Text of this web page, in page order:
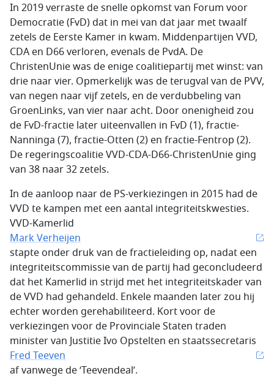
In 2019 verraste de snelle opkomst van Forum voor
Democratie (FvD) dat in mei van dat jaar met twaalf
zetels de Eerste Kamer in kwam. Middenpartijen VVD,
CDA en D66 verloren, evenals de PvdA. De
ChristenUnie was de enige coalitiepartij met winst: van
drie naar vier. Opmerkelijk was de terugval van de PVV,
van negen naar vijf zetels, en de verdubbeling van
GroenLinks, van vier naar acht. Door onenigheid zou
de FvD-fractie later uiteenvallen in FvD (1), fractie-
Nanninga (7), fractie-Otten (2) en fractie-Fentrop (2).
De regeringscoalitie VVD-CDA-D66-ChristenUnie ging
van 38 naar 32 zetels.
In de aanloop naar de PS-verkiezingen in 2015 had de
VVD te kampen met een aantal integriteitskwesties.
VVD-Kamerlid
Mark Verheijen
stapte onder druk van de fractieleiding op, nadat een
integriteitscommissie van de partij had geconcludeerd
dat het Kamerlid in strijd met het integriteitskader van
de VVD had gehandeld. Enkele maanden later zou hij
echter worden gerehabiliteerd. Kort voor de
verkiezingen voor de Provinciale Staten traden
minister van Justitie Ivo Opstelten en staatssecretaris
Fred Teeven
af vanwege de ‘Teevendeal’.